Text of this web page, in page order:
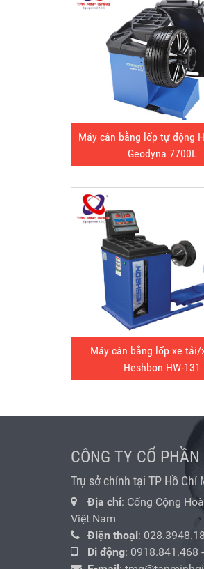
Máy cân bằng lốp tự động
Geodyna 7700L
Máy cân bằng lốp xe tải/
Heshbon HW-131
CÔNG TY CỔ
Trụ sở chính tại TP Hồ Chí
Địa chỉ: Cổng Cộng
Việt Nam
Điện thoại:
Di động: 0918.841.468 -